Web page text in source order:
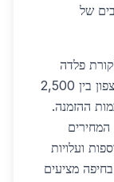
של
נע המחיר לקורת פלדה
סטנדרטית בגודל 200x100 מ"מ באזור הצפון בין 2,500
ההזמנה.
נוספות ועלויות
מציעים